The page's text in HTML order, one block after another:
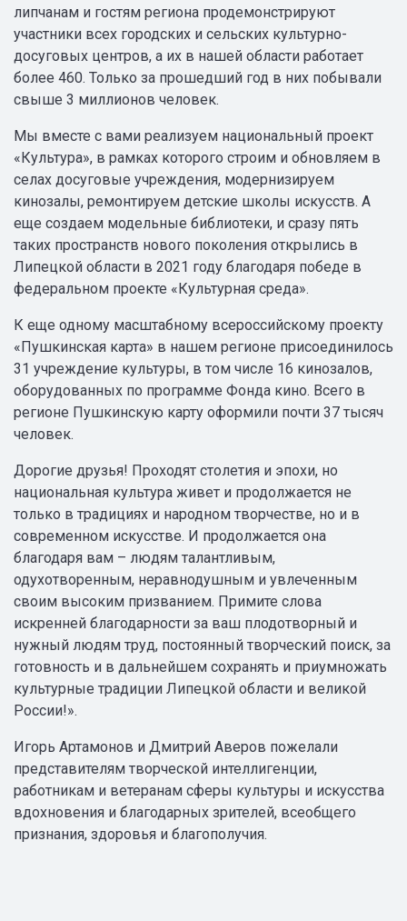
липчанам и гостям региона продемонстрируют
участники всех городских и сельских культурно-
досуговых центров, а их в нашей области работает
более 460. Только за прошедший год в них побывали
свыше 3 миллионов человек.
Мы вместе с вами реализуем национальный проект
«Культура», в рамках которого строим и обновляем в
селах досуговые учреждения, модернизируем
кинозалы, ремонтируем детские школы искусств. А
еще создаем модельные библиотеки, и сразу пять
таких пространств нового поколения открылись в
Липецкой области в 2021 году благодаря победе в
федеральном проекте «Культурная среда».
К еще одному масштабному всероссийскому проекту
«Пушкинская карта» в нашем регионе присоединилось
31 учреждение культуры, в том числе 16 кинозалов,
оборудованных по программе Фонда кино. Всего в
регионе Пушкинскую карту оформили почти 37 тысяч
человек.
Дорогие друзья! Проходят столетия и эпохи, но
национальная культура живет и продолжается не
только в традициях и народном творчестве, но и в
современном искусстве. И продолжается она
благодаря вам – людям талантливым,
одухотворенным, неравнодушным и увлеченным
своим высоким призванием. Примите слова
искренней благодарности за ваш плодотворный и
нужный людям труд, постоянный творческий поиск, за
готовность и в дальнейшем сохранять и приумножать
культурные традиции Липецкой области и великой
России!».
Игорь Артамонов и Дмитрий Аверов пожелали
представителям творческой интеллигенции,
работникам и ветеранам сферы культуры и искусства
вдохновения и благодарных зрителей, всеобщего
признания, здоровья и благополучия.